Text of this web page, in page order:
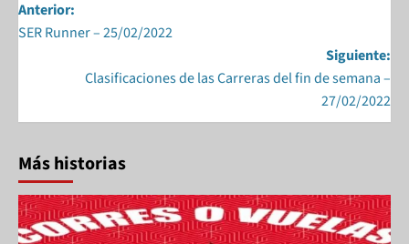
b
o
o
n
Anterior:
SER Runner – 25/02/2022
Siguiente:
Clasificaciones de las Carreras del fin de semana –
27/02/2022
Más historias